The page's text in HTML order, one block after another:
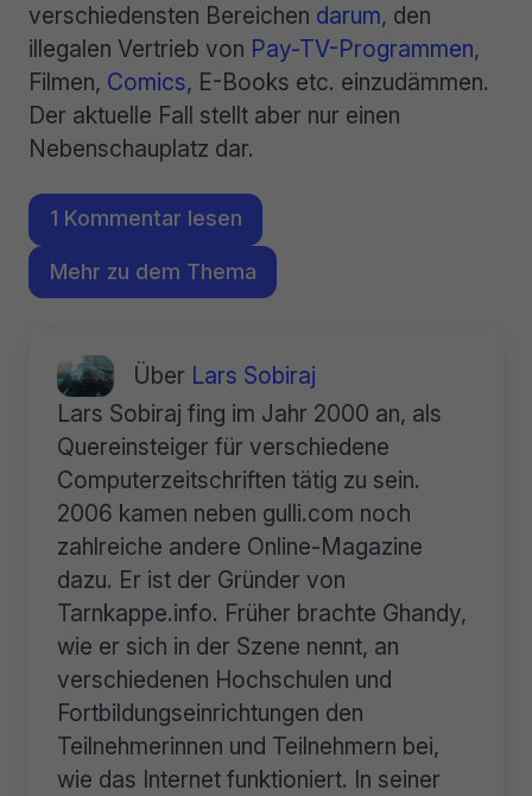
verschiedensten Bereichen darum, den
illegalen Vertrieb von Pay-TV-Programmen,
Filmen, Comics, E-Books etc. einzudämmen.
Der aktuelle Fall stellt aber nur einen
Nebenschauplatz dar.
1 Kommentar lesen
Mehr zu dem Thema
Über Lars Sobiraj
Lars Sobiraj fing im Jahr 2000 an, als
Quereinsteiger für verschiedene
Computerzeitschriften tätig zu sein.
2006 kamen neben gulli.com noch
zahlreiche andere Online-Magazine
dazu. Er ist der Gründer von
Tarnkappe.info. Früher brachte Ghandy,
wie er sich in der Szene nennt, an
verschiedenen Hochschulen und
Fortbildungseinrichtungen den
Teilnehmerinnen und Teilnehmern bei,
wie das Internet funktioniert. In seiner